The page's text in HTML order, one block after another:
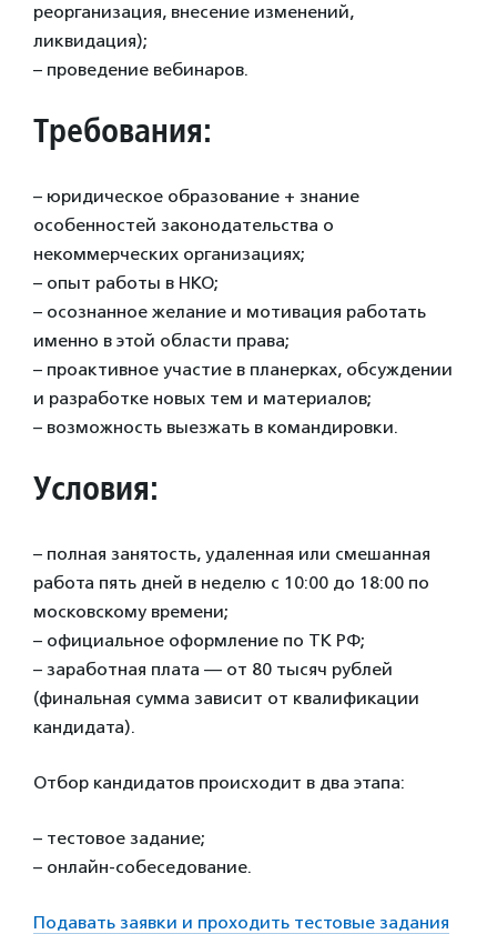
реорганизация, внесение изменений,
ликвидация);
– проведение вебинаров.
Требования:
– юридическое образование + знание
особенностей законодательства о
некоммерческих организациях;
– опыт работы в НКО;
– осознанное желание и мотивация работать
именно в этой области права;
– проактивное участие в планерках, обсуждении
и разработке новых тем и материалов;
– возможность выезжать в командировки.
Условия:
– полная занятость, удаленная или смешанная
работа пять дней в неделю с 10:00 до 18:00 по
московскому времени;
– официальное оформление по ТК РФ;
– заработная плата — от 80 тысяч рублей
(финальная сумма зависит от квалификации
кандидата).
Отбор кандидатов происходит в два этапа:
– тестовое задание;
– онлайн-собеседование.
Подавать заявки и проходить тестовые задания